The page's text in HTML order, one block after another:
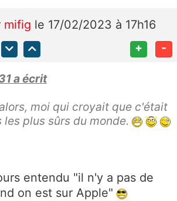
mifig le 17/02/2023 à 17h16
+ -
a écrit
moi qui croyait que c'était
les plus sûrs du monde.
entendu "il n'y a pas de
on est sur Apple"